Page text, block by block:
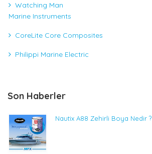
Watching Man
Marine Instruments
CoreLite Core Composites
Philippi Marine Electric
Son Haberler
Nautix A88 Zehirli Boya Nedir ?